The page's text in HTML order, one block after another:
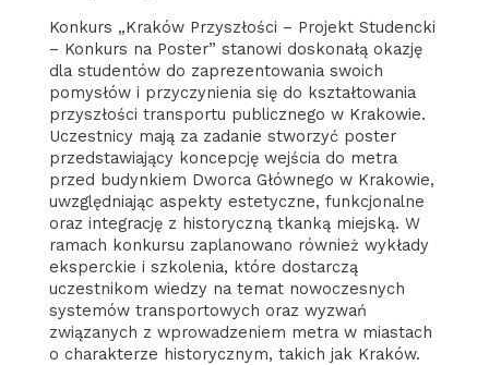
Konkurs „Kraków Przyszłości – Projekt Studencki
– Konkurs na Poster” stanowi doskonałą okazję
dla studentów do zaprezentowania swoich
pomysłów i przyczynienia się do kształtowania
przyszłości transportu publicznego w Krakowie.
Uczestnicy mają za zadanie stworzyć poster
przedstawiający koncepcję wejścia do metra
przed budynkiem Dworca Głównego w Krakowie,
uwzględniając aspekty estetyczne, funkcjonalne
oraz integrację z historyczną tkanką miejską. W
ramach konkursu zaplanowano również wykłady
eksperckie i szkolenia, które dostarczą
uczestnikom wiedzy na temat nowoczesnych
systemów transportowych oraz wyzwań
związanych z wprowadzeniem metra w miastach
o charakterze historycznym, takich jak Kraków.